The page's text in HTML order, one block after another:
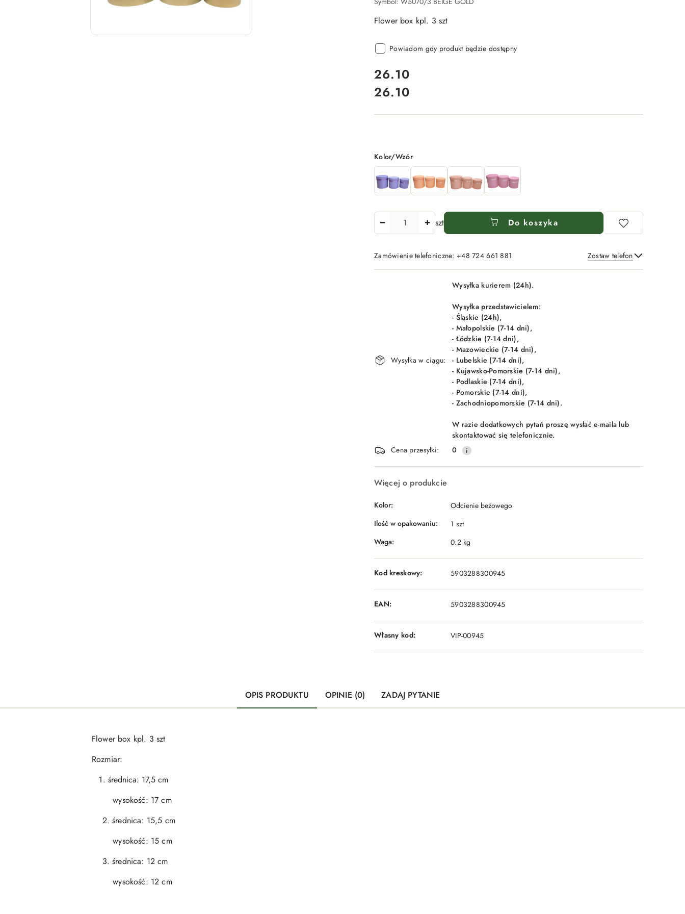
Flower box kpl. 3 szt
Powiadom gdy produkt będzie dostępny
cena:
26.10
Cena:
26.10
Wariant
Kolor/Wzór
Ilość szt Do koszyka
Zamówienie telefoniczne: +48 724 661 881 Zostaw telefon
Wyślij
Dostępność
Wysyłka w ciągu:
Wysyłka kurierem (24h).
Wysyłka przedstawicielem:
- Śląskie (24h),
- Małopolskie (7-14 dni),
- Łódzkie (7-14 dni),
- Mazowieckie (7-14 dni),
- Lubelskie (7-14 dni),
- Kujawsko-Pomorskie (7-14 dni),
- Podlaskie (7-14 dni),
- Pomorskie (7-14 dni),
- Zachodniopomorskie (7-14 dni).
W razie dodatkowych pytań proszę wysłać e-maila lub
skontaktować się telefonicznie.
Cena przesyłki:
0
Więcej o produkcie
Kolor:
Odcienie beżowego
Ilość w opakowaniu:
1 szt
Waga:
0.2 kg
Kod kreskowy: 5903288300945
EAN: 5903288300945
Własny kod: VIP-00945
OPIS PRODUKTU OPINIE (0) ZADAJ PYTANIE
Flower box kpl. 3 szt
Rozmiar:
średnica: 17,5 cm
wysokość: 17 cm
2. średnica: 15,5 cm
wysokość: 15 cm
3. średnica: 12 cm
wysokość: 12 cm